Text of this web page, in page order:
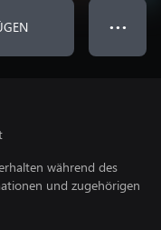
● ● ●
während des
und zugehörigen